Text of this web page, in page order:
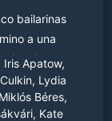
bailarinas
a una
inquietante
convertir su
sobrevivir.
Iris Apatow,
Lydia
Béres,
Kate